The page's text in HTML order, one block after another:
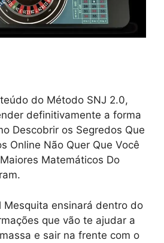
do Método SNJ 2.0,
definitivamente a forma
Descobrir os Segredos Que
Online Não Quer Que Você
Matemáticos Do
Mesquita ensinará dentro do
que vão te ajudar a
e sair na frente com o